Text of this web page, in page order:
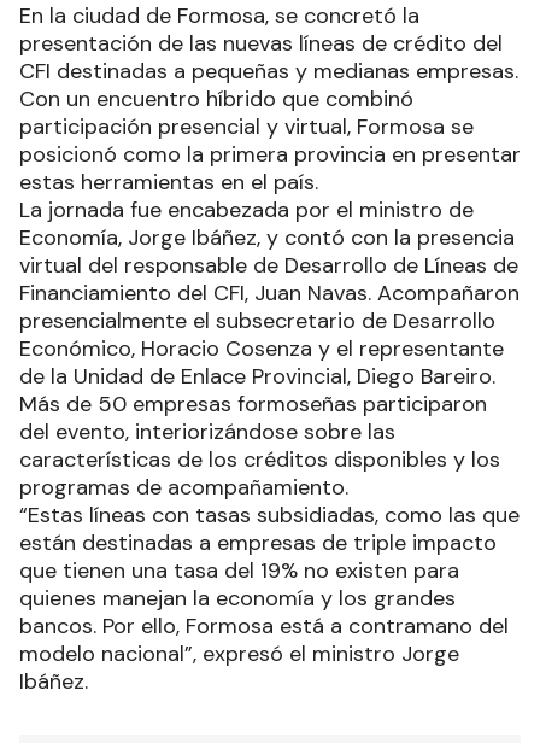
En la ciudad de Formosa, se concretó la
presentación de las nuevas líneas de crédito del
CFI destinadas a pequeñas y medianas empresas.
Con un encuentro híbrido que combinó
participación presencial y virtual, Formosa se
posicionó como la primera provincia en presentar
estas herramientas en el país.
La jornada fue encabezada por el ministro de
Economía, Jorge Ibáñez, y contó con la presencia
virtual del responsable de Desarrollo de Líneas de
Financiamiento del CFI, Juan Navas. Acompañaron
presencialmente el subsecretario de Desarrollo
Económico, Horacio Cosenza y el representante
de la Unidad de Enlace Provincial, Diego Bareiro.
Más de 50 empresas formoseñas participaron
del evento, interiorizándose sobre las
características de los créditos disponibles y los
programas de acompañamiento.
“Estas líneas con tasas subsidiadas, como las que
están destinadas a empresas de triple impacto
que tienen una tasa del 19% no existen para
quienes manejan la economía y los grandes
bancos. Por ello, Formosa está a contramano del
modelo nacional”, expresó el ministro Jorge
Ibáñez.